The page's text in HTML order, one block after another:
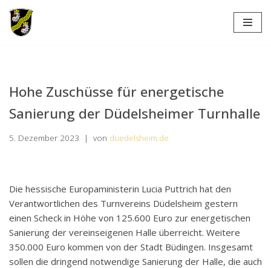
Zum
Hohe Zuschüsse für energetische
Sanierung der Düdelsheimer Turnhalle
5. Dezember 2023 von duedelsheim.de
Die hessische Europaministerin Lucia Puttrich hat den
Verantwortlichen des Turnvereins Düdelsheim gestern
einen Scheck in Höhe von 125.600 Euro zur energetischen
Sanierung der vereinseigenen Halle überreicht. Weitere
350.000 Euro kommen von der Stadt Büdingen. Insgesamt
sollen die dringend notwendige Sanierung der Halle, die auch